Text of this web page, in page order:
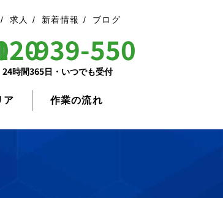
求人 新着情報 ブログ
939-550
24時間365日・いつでも受付
ア 作業の流れ